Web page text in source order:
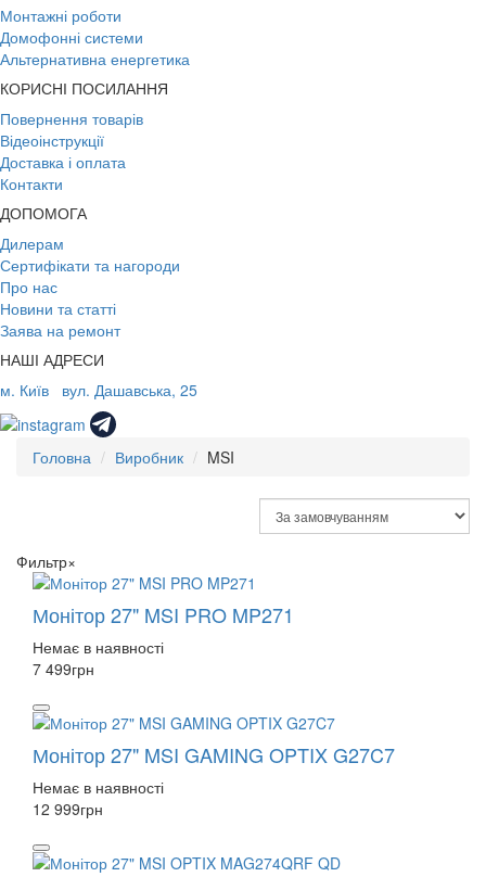
Монтажні роботи
Домофонні системи
Альтернативна енергетика
КОРИСНІ ПОСИЛАННЯ
Повернення товарів
Відеоінструкції
Доставка і оплата
Контакти
ДОПОМОГА
Дилерам
Сертифікати та нагороди
Про нас
Новини та статті
Заява на ремонт
НАШІ АДРЕСИ
м. Київ
вул. Дашавська, 25
Головна Виробник MSI
Фильтр×
Монітор 27" MSI PRO MP271
Немає в наявності
7 499грн
Монітор 27" MSI GAMING OPTIX G27C7
Немає в наявності
12 999грн